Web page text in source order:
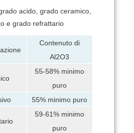
acido, grado ceramico,
e grado refrattario
Contenuto di
Al2O3
55-58% minimo
puro
55% minimo puro
59-61% minimo
puro